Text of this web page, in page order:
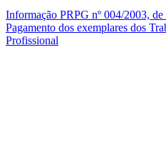
Informação PRPG nº 004/2003,
Pagamento dos exemplares dos
Profissional